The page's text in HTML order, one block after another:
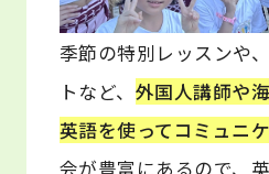
季節の特別レッスンや
トなど、 外国人講師や
英語を使ってコミュニ
会が豊富にあるので、